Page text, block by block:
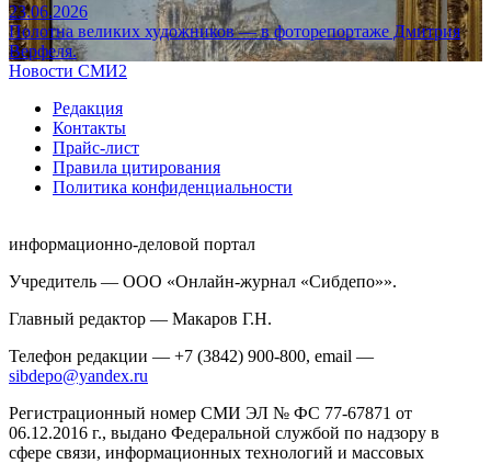
23.06.2026
Полотна великих художников — в фоторепортаже Дмитрия
Верфеля.
Новости СМИ2
Редакция
Контакты
Прайс-лист
Правила цитирования
Политика конфиденциальности
информационно-деловой портал
Учредитель — ООО «Онлайн-журнал «Сибдепо»».
Главный редактор — Макаров Г.Н.
Телефон редакции — +7 (3842) 900-800, email —
sibdepo@yandex.ru
Регистрационный номер СМИ ЭЛ № ФС 77-67871 от
06.12.2016 г., выдано Федеральной службой по надзору в
сфере связи, информационных технологий и массовых